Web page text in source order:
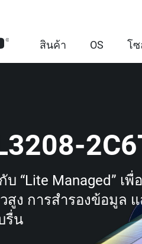
สินค้า OS โ
บ “Lite Managed” เ
สูง การสำรองข้อมูล แ
รื่น